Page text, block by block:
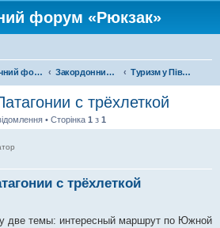
форум «Рюкзак»
Туристичний форум «Рюкзак» Закордонний туризм Туризм у Південній Америці
с трёхлеткой
• Сторінка 1 з 1
с трёхлеткой
две темы: интересный маршрут по Южной